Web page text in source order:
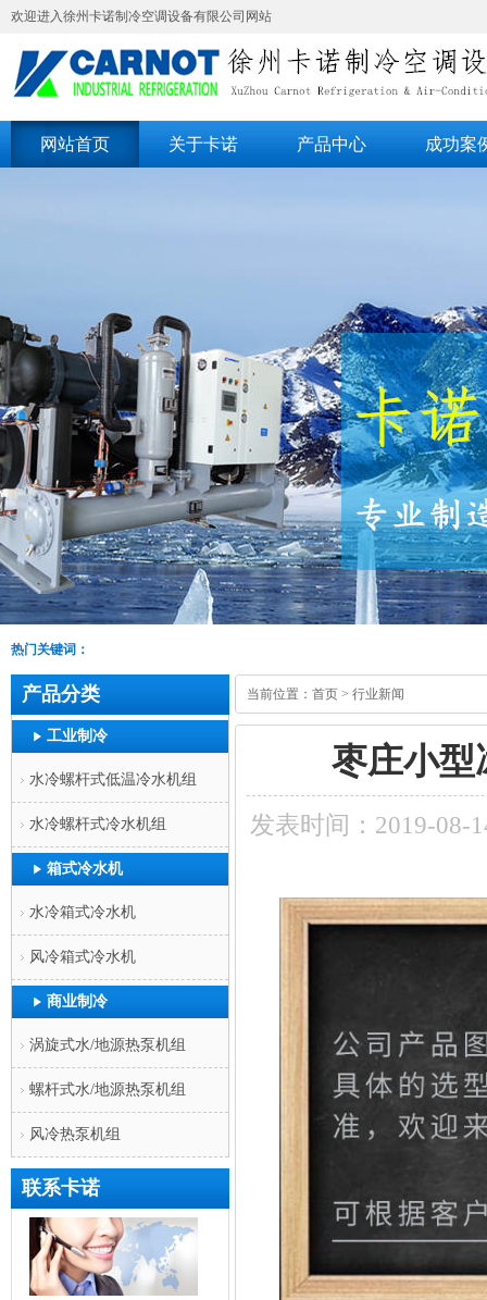
欢迎进入徐州卡诺制冷空调设备有限公司网站
网站首页 关于卡诺 产品中心 成功案
热门关键词：
产品分类
工业制冷
水冷螺杆式低温冷水机组
水冷螺杆式冷水机组
箱式冷水机
水冷箱式冷水机
风冷箱式冷水机
商业制冷
涡旋式水/地源热泵机组
螺杆式水/地源热泵机组
风冷热泵机组
联系卡诺
当前位置： 首页 > 行业新闻
枣庄小型
发表时间：2019-08-